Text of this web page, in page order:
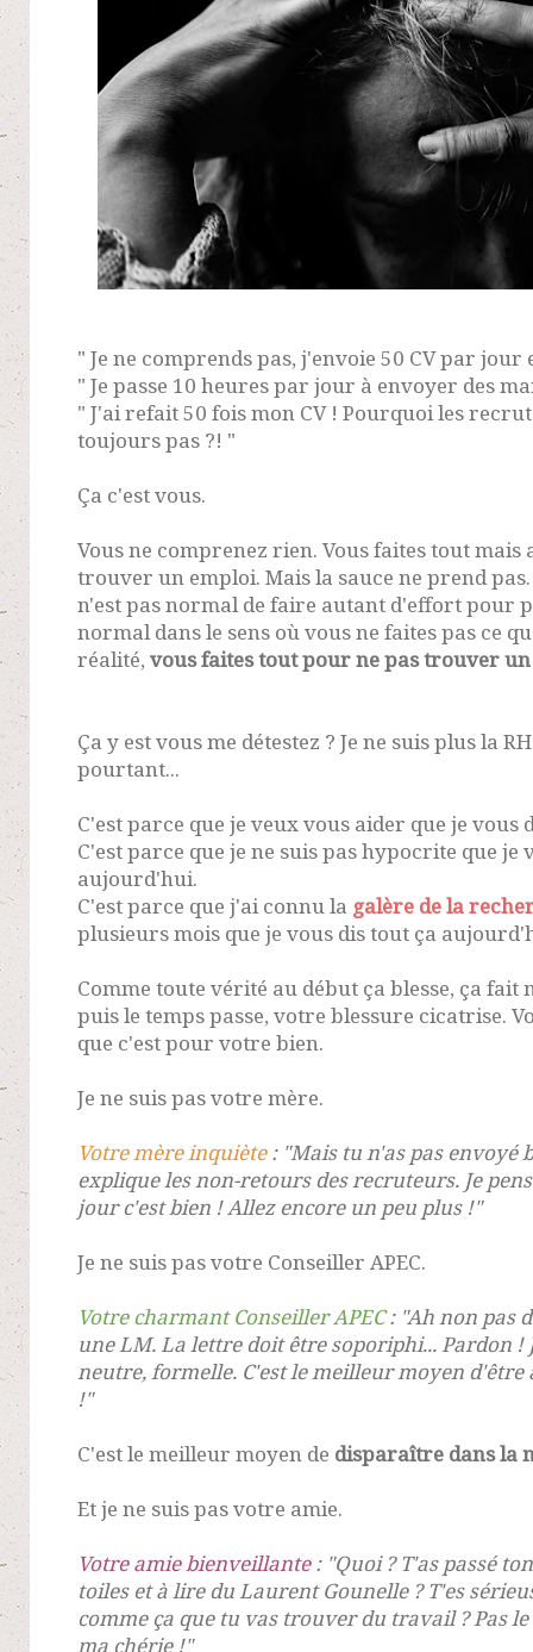
" Je ne comprends pas, j'envoie 50 CV par
" Je passe 10 heures par jour à envoyer des
" J'ai refait 50 fois mon CV ! Pourquoi les
toujours pas ?! "
Ça c'est vous.
Vous ne comprenez rien. Vous faites tout
trouver un emploi. Mais la sauce ne prend
n'est pas normal de faire autant d'effort pour
normal dans le sens où vous ne faites pas ce
réalité, vous faites tout pour ne pas trouver
Ça y est vous me détestez ? Je ne suis plus la
pourtant...
C'est parce que je veux vous aider que je
C'est parce que je ne suis pas hypocrite que je
aujourd'hui.
C'est parce que j'ai connu la galère de la
plusieurs mois que je vous dis tout ça
Comme toute vérité au début ça blesse, ça fait
puis le temps passe, votre blessure cicatrise.
que c'est pour votre bien.
Je ne suis pas votre mère.
Votre mère inquiète: "Mais tu n'as pas envoyé
explique les non-retours des recruteurs. Je
jour c'est bien ! Allez encore un peu plus !"
Je ne suis pas votre Conseiller APEC.
Votre charmant Conseiller APEC: "Ah non pas
une LM. La lettre doit être soporiphi... Pardon !
neutre, formelle. C'est le meilleur moyen
!"
C'est le meilleur moyen de disparaître dans la
Et je ne suis pas votre amie.
Votre amie bienveillante: "Quoi ? T'as passé
toiles et à lire du Laurent Gounelle ? T'es
comme ça que tu vas trouver du travail ? Pas
ma chérie !"